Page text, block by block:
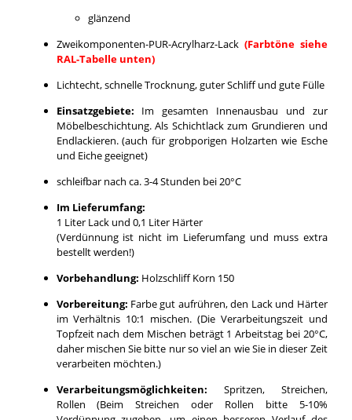
glänzend
Zweikomponenten-PUR-Acrylharz-Lack (Farbtöne siehe
RAL-Tabelle unten)
Lichtecht, schnelle Trocknung, guter Schliff und gute Fülle
Einsatzgebiete: Im gesamten Innenausbau und zur
Möbelbeschichtung. Als Schichtlack zum Grundieren und
Endlackieren. (auch für grobporigen Holzarten wie Esche
und Eiche geeignet)
schleifbar nach ca. 3-4 Stunden bei 20°C
Im Lieferumfang:
1 Liter Lack und 0,1 Liter Härter
(Verdünnung ist nicht im Lieferumfang und muss extra
bestellt werden!)
Vorbehandlung: Holzschliff Korn 150
Vorbereitung: Farbe gut aufrühren, den Lack und Härter
im Verhältnis 10:1 mischen. (Die Verarbeitungszeit und
Topfzeit nach dem Mischen beträgt 1 Arbeitstag bei 20°C,
daher mischen Sie bitte nur so viel an wie Sie in dieser Zeit
verarbeiten möchten.)
Verarbeitungsmöglichkeiten: Spritzen, Streichen,
Rollen (Beim Streichen oder Rollen bitte 5-10%